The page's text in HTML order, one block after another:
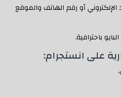
أو رقم الهاتف والموقع
باحترافية.
على انستجرام: